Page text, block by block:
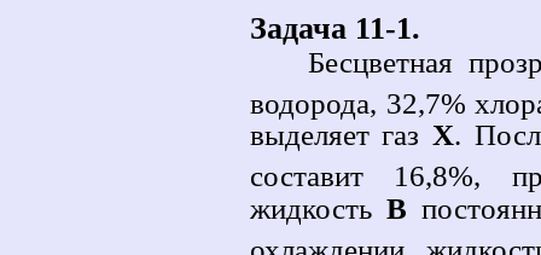
Задача 11-1.
Бесцветная
водорода, 32,7%
выделяет газ Х.
составит 16,8%,
жидкость В